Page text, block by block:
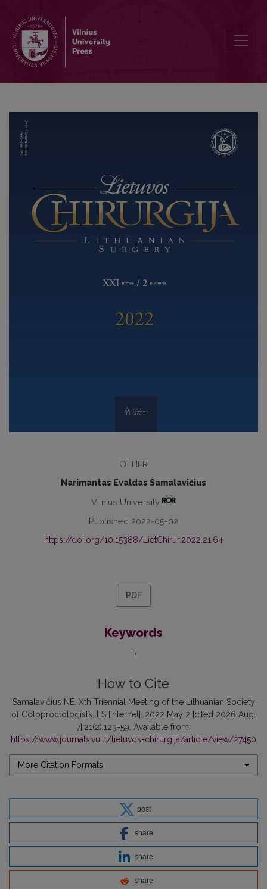
OTHER
Narimantas Evaldas Samalavičius
Vilnius University
Published 2022-05-02
https://doi.org/10.15388/LietChirur.2022.21.64
PDF
Keywords
-
How to Cite
Samalavičius NE. Xth Triennial Meeting of the Lithuanian Society
of Coloproctologists. LS [Internet]. 2022 May 2 [cited 2026 Aug.
7];21(2):123-59. Available from:
https://www.journals.vu.lt/lietuvos-chirurgija/article/view/27450
More Citation Formats
post
share
share
share